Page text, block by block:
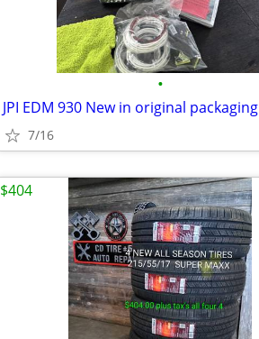
•
JPI EDM 930 New in original packaging
7/16
$404